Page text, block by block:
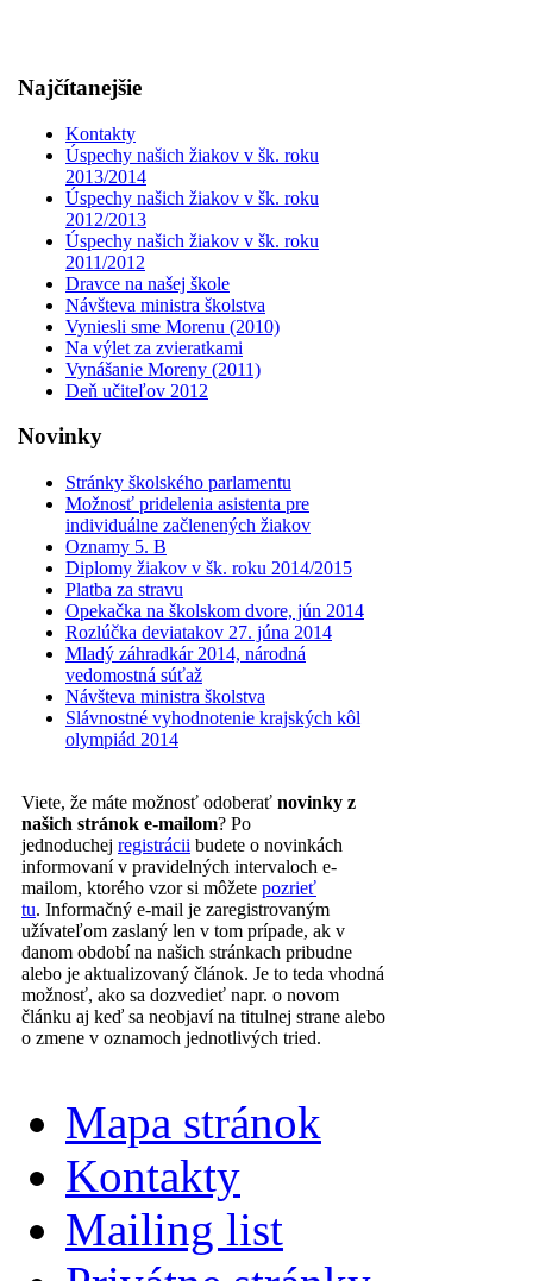
Najčítanejšie
Kontakty
Úspechy našich žiakov v šk. roku
2013/2014
Úspechy našich žiakov v šk. roku
2012/2013
Úspechy našich žiakov v šk. roku
2011/2012
Dravce na našej škole
Návšteva ministra školstva
Vyniesli sme Morenu (2010)
Na výlet za zvieratkami
Vynášanie Moreny (2011)
Deň učiteľov 2012
Novinky
Stránky školského parlamentu
Možnosť pridelenia asistenta pre
individuálne začlenených žiakov
Oznamy 5. B
Diplomy žiakov v šk. roku 2014/2015
Platba za stravu
Opekačka na školskom dvore, jún 2014
Rozlúčka deviatakov 27. júna 2014
Mladý záhradkár 2014, národná
vedomostná súťaž
Návšteva ministra školstva
Slávnostné vyhodnotenie krajských kôl
olympiád 2014
Viete, že máte možnosť odoberať novinky z
našich stránok e-mailom? Po
jednoduchej registrácii budete o novinkách
informovaní v pravidelných intervaloch e-
mailom, ktorého vzor si môžete pozrieť
tu. Informačný e-mail je zaregistrovaným
užívateľom zaslaný len v tom prípade, ak v
danom období na našich stránkach pribudne
alebo je aktualizovaný článok. Je to teda vhodná
možnosť, ako sa dozvedieť napr. o novom
článku aj keď sa neobjaví na titulnej strane alebo
o zmene v oznamoch jednotlivých tried.
Mapa stránok
Kontakty
Mailing list